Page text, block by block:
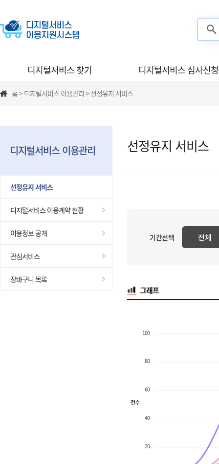
디지털서비스 찾기 디지털서비스 심사신청
홈 > 디지털서비스 이용관리 > 선정유지 서비스
디지털서비스 이용관리
선정유지 서비스
디지털서비스 이용계약 현황
이용정보 공개
관심서비스
장바구니 목록
선정유지 서비스
기간선택 전체
그래프
100
80
60
40
20
건수